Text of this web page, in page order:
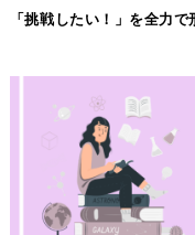
「挑戦したい！」を全力